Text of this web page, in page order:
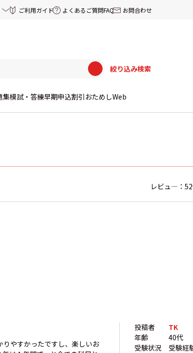
ご利用ガイド よくあるご質問FAQ お問合わせ
絞り込み検索
集模試・答練早期申込割引 おためしWeb
レビュ―：
りやすかったですし、楽しいお
投稿者
TK
年齢
40代
受験状況
受験経